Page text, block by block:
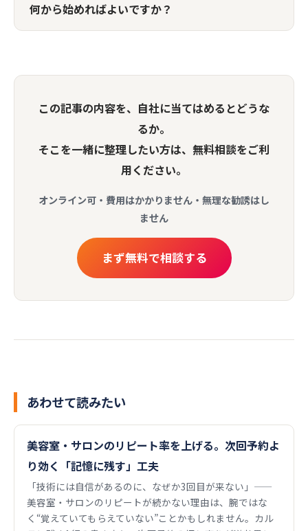
何から始めればよいですか？
この記事の内容を、自社に当てはめるとどうな
るか。
そこを一緒に整理したい方は、無料相談をご利
用ください。
オンライン可・費用はかかりません・無理な勧誘はし
ません
まず無料で相談する
あわせて読みたい
美容室・サロンのリピート率を上げる。次回予約よ
り効く「記憶に残す」工夫
「技術には自信があるのに、なぜか3回目が来ない」——
美容室・サロンのリピートが続かない理由は、腕ではな
く“覚えていてもらえていない”ことかもしれません。カル